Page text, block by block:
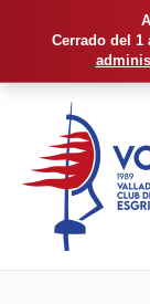
Cerrado del 1
contenido